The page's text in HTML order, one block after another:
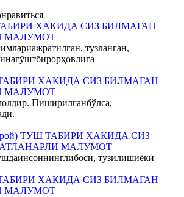
ХАКИДА СИЗ БИЛМАГАН
МАЛУМОТ
тузланган,
ТАБИРИ ХАКИДА СИЗ БИЛМАГАН
МАЛУМОТ
Пиширилганбўлса,
ТУШ ТАБИРИ ХАКИДА СИЗ
МАЛУМОТ
тузилишиёки
ТАБИРИ ХАКИДА СИЗ БИЛМАГАН
МАЛУМОТ